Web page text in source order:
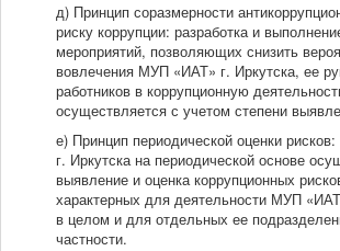
д) Принцип соразмерности
риску коррупции: разработка и
мероприятий, позволяющих снизить
вовлечения МУП «ИАТ» г. Иркутска, ее
работников в коррупционную
осуществляется с учетом степени
е) Принцип периодической оценки
г. Иркутска на периодической основе
выявление и оценка коррупционных
характерных для деятельности МУП
в целом и для отдельных ее
частности.